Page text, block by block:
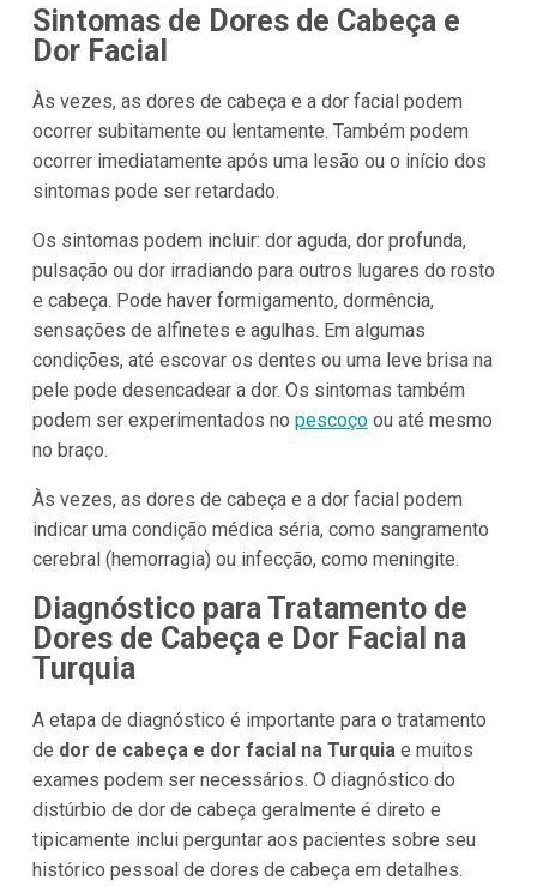
Sintomas de Dores de Cabeça e
Dor Facial
Às vezes, as dores de cabeça e a dor facial podem
ocorrer subitamente ou lentamente. Também podem
ocorrer imediatamente após uma lesão ou o início dos
sintomas pode ser retardado.
Os sintomas podem incluir: dor aguda, dor profunda,
pulsação ou dor irradiando para outros lugares do rosto
e cabeça. Pode haver formigamento, dormência,
sensações de alfinetes e agulhas. Em algumas
condições, até escovar os dentes ou uma leve brisa na
pele pode desencadear a dor. Os sintomas também
podem ser experimentados no pescoçoou até mesmo
no braço.
Às vezes, as dores de cabeça e a dor facial podem
indicar uma condição médica séria, como sangramento
cerebral (hemorragia) ou infecção, como meningite.
Diagnóstico para Tratamento de
Dores de Cabeça e Dor Facial na
Turquia
A etapa de diagnóstico é importante para o tratamento
de dor de cabeça e dor facial na Turquia e muitos
exames podem ser necessários. O diagnóstico do
distúrbio de dor de cabeça geralmente é direto e
tipicamente inclui perguntar aos pacientes sobre seu
histórico pessoal de dores de cabeça em detalhes.